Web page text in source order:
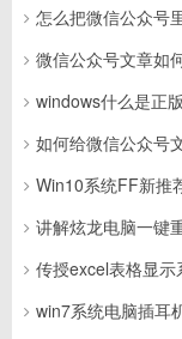
怎么把微信公众号
微信公众号文章如
windows什么是正版系
如何给微信公众号
Win10系统FF新推
讲解炫龙电脑一键
传授excel表格显
win7系统电脑插耳